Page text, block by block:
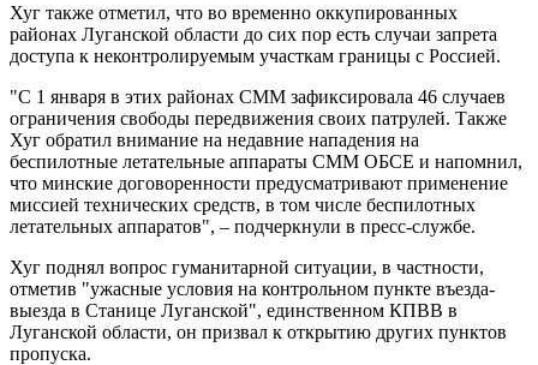
Хуг также отметил, что во временно оккупированных
районах Луганской области до сих пор есть случаи запрета
доступа к неконтролируемым участкам границы с Россией.
"С 1 января в этих районах СММ зафиксировала 46 случаев
ограничения свободы передвижения своих патрулей. Также
Хуг обратил внимание на недавние нападения на
беспилотные летательные аппараты СММ ОБСЕ и напомнил,
что минские договоренности предусматривают применение
миссией технических средств, в том числе беспилотных
летательных аппаратов", – подчеркнули в пресс-службе.
Хуг поднял вопрос гуманитарной ситуации, в частности,
отметив "ужасные условия на контрольном пункте въезда-
выезда в Станице Луганской", единственном КПВВ в
Луганской области, он призвал к открытию других пунктов
пропуска.